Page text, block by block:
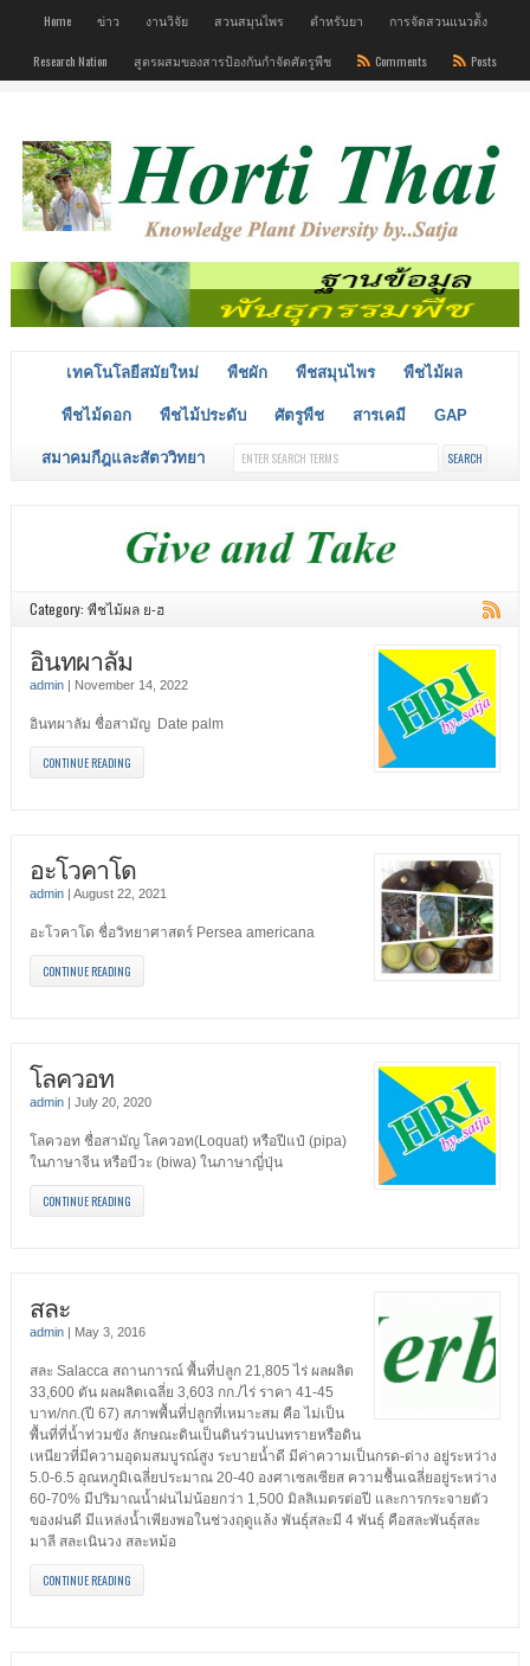
Home ข่าว งานวิจัย สวนสมุนไพร ตำหรับยา การจัดสวนแนวต้ัง
Research Nation สูตรผสมของสารป้องกันกำจัดศัตรูพืช Comments Posts
เทคโนโลยีสมัยใหม่ พืชผัก พืชสมุนไพร พืชไม้ผล
พืชไม้ดอก พืชไม้ประดับ ศัตรูพืช สารเคมี GAP
สมาคมกีฎและสัตววิทยา
Category: พืชไม้ผล ย-ฮ
อินทผาลัม
admin| November 14, 2022
อินทผาลัม ชื่อสามัญ Date palm
CONTINUE READING
อะโวคาโด
admin| August 22, 2021
อะโวคาโด ชื่อวิทยาศาสตร์ Persea americana
CONTINUE READING
โลควอท
admin| July 20, 2020
โลควอท ชื่อสามัญ โลควอท(Loquat) หรือปีแป๋ (pipa)
ในภาษาจีน หรือบีวะ (biwa) ในภาษาญี่ปุ่น
CONTINUE READING
สละ
admin| May 3, 2016
สละ Salacca สถานการณ์ พื้นที่ปลูก 21,805 ไร่ ผลผลิต
33,600 ตัน ผลผลิตเฉลี่ย 3,603 กก./ไร่ ราคา 41-45
บาท/กก.(ปี 67) สภาพพื้นที่ปลูกที่เหมาะสม คือ ไม่เป็น
พื้นที่ที่น้ำท่วมขัง ลักษณะดินเป็นดินร่วนปนทรายหรือดิน
เหนียวที่มีความอุดมสมบูรณ์สูง ระบายน้ำดี มีค่าความเป็นกรด-ด่าง อยู่ระหว่าง
5.0-6.5 อุณหภูมิเฉลี่ยประมาณ 20-40 องศาเซลเซียส ความชื้นเฉลี่ยอยู่ระหว่าง
60-70% มีปริมาณน้ำฝนไม่น้อยกว่า 1,500 มิลลิเมตรต่อปี และการกระจายตัว
ของฝนดี มีแหล่งน้ำเพียงพอในช่วงฤดูแล้ง พันธุ์สละมี 4 พันธุ์ คือสละพันธุ์สละ
มาลี สละเนินวง สละหม้อ
CONTINUE READING